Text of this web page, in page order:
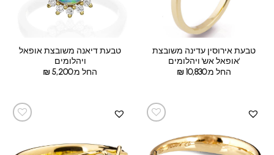
טבעת אירוסין עדינה משובצת
'אופאל אש' ויהלומים
החל מ:
₪10,830
טבעת דיאנה משובצת אופאל
ויהלומים
החל מ:
₪5,200